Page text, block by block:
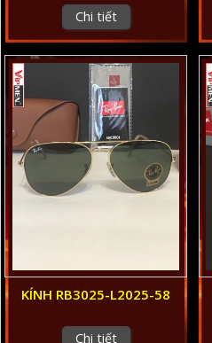
Chi tiết
KÍNH RB3025-L2025-58
Chi tiết